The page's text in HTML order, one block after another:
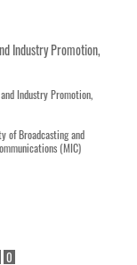
Industry Promotion,
Industry Promotion,
of Broadcasting and
(MIC)
0